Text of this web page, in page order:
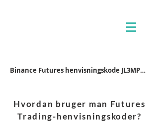
Binance Futures henvisningskode JL3MPH7U
Hvordan bruger man Futures
Trading-henvisningskoder?